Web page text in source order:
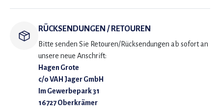
RÜCKSENDUNGEN / RETOUREN
Bitte senden Sie Retouren/Rücksendungen ab sofort an
unsere neue Anschrift:
Hagen Grote
c/o VAH Jager GmbH
Im Gewerbepark 31
16727 Oberkrämer